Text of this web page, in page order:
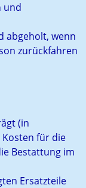
und
abgeholt, wenn
zurückfahren
(in
für die
Bestattung im
Ersatzteile